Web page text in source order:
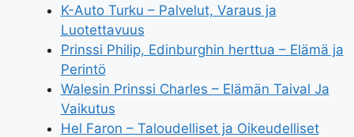
K-Auto Turku – Palvelut, Varaus ja
Luotettavuus
Prinssi Philip, Edinburghin herttua – Elämä ja
Perintö
Walesin Prinssi Charles – Elämän Taival Ja
Vaikutus
Hel Faron – Taloudelliset ja Oikeudelliset